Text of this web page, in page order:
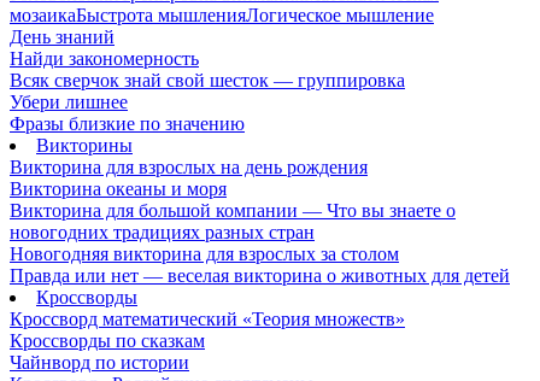
мозаикаБыстрота мышленияЛогическое мышление
День знаний
Найди закономерность
Всяк сверчок знай свой шесток — группировка
Убери лишнее
Фразы близкие по значению
Викторины
Викторина для взрослых на день рождения
Викторина океаны и моря
Викторина для большой компании — Что вы знаете о
новогодних традициях разных стран
Новогодняя викторина для взрослых за столом
Правда или нет — веселая викторина о животных для детей
Кроссворды
Кроссворд математический «Теория множеств»
Кроссворды по сказкам
Чайнворд по истории